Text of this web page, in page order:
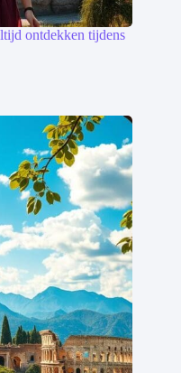
ontdekken tijdens